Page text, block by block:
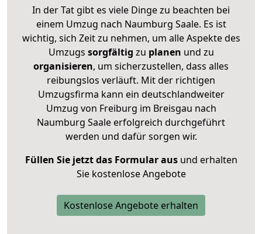
In der Tat gibt es viele Dinge zu beachten bei
einem Umzug nach Naumburg Saale. Es ist
wichtig, sich Zeit zu nehmen, um alle Aspekte des
Umzugs sorgfältig zu planen und zu
organisieren, um sicherzustellen, dass alles
reibungslos verläuft. Mit der richtigen
Umzugsfirma kann ein deutschlandweiter
Umzug von Freiburg im Breisgau nach
Naumburg Saale erfolgreich durchgeführt
werden und dafür sorgen wir.
Füllen Sie jetzt das Formular ausund erhalten
Sie kostenlose Angebote
Kostenlose Angebote erhalten